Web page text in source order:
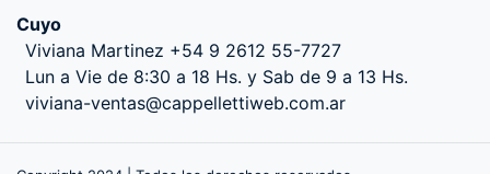
Cuyo
Viviana Martinez +54 9 2612 55-7727
Lun a Vie de 8:30 a 18 Hs. y Sab de 9 a 13 Hs.
viviana-ventas@cappellettiweb.com.ar